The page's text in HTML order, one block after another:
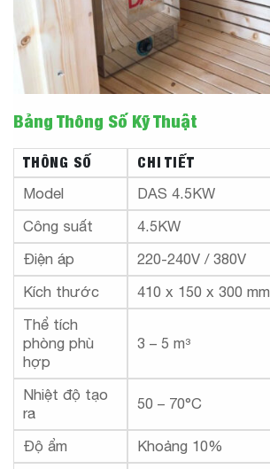
Bảng Thông Số Kỹ Thuật
THÔNG SỐ
CHI TIẾT
Model
DAS 4.5KW
Công suất
4.5KW
Điện áp
220-240V / 380V
Kích thước
410 x 150 x 300 mm
Thể tích
phòng phù
hợp
3 – 5 m³
Nhiệt độ tạo
ra
50 – 70°C
Độ ẩm Khoảng 10%